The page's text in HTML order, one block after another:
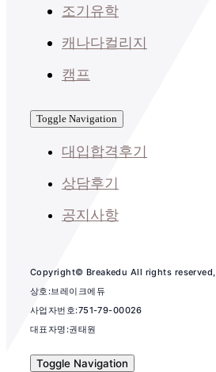
조기유학
캐나다컬리지
캠프
Toggle Navigation
대입합격후기
상담후기
공지사항
Copyright© Breakedu All rights reserved,
상호:브레이크에듀
사업자번호:751-79-00026
대표자명:권태원
Toggle Navigation